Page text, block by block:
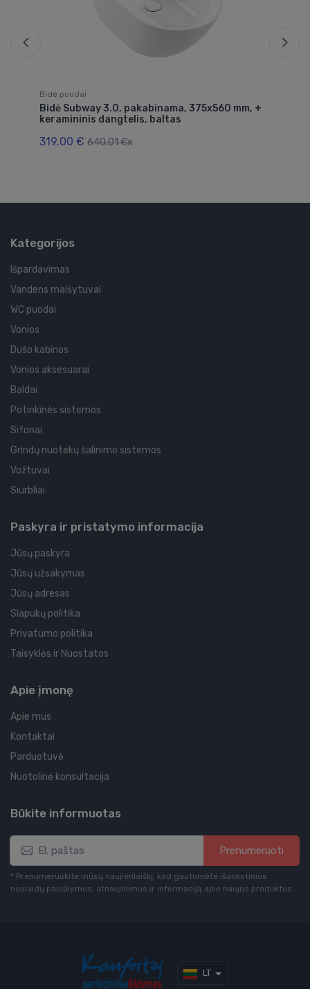
Bidė puodai
Bidė Subway 3.0, pakabinama, 375x560 mm, +
keramininis dangtelis, baltas
319.00 € 640.01 €x
Kategorijos
Išpardavimas
Vandens maišytuvai
WC puodai
Vonios
Dušo kabinos
Vonios aksesuarai
Baldai
Potinkinės sistemos
Sifonai
Grindų nuotekų šalinimo sistemos
Vožtuvai
Siurbliai
Paskyra ir pristatymo informacija
Jūsų paskyra
Jūsų užsakymas
Jūsų adresas
Slapukų politika
Privatumo politika
Taisyklės ir Nuostatos
Apie įmonę
Apie mus
Kontaktai
Parduotuvė
Nuotolinė konsultacija
Būkite informuotas
Prenumeruoti
* Prenumeruokite mūsų naujienlaiškį, kad gautumėte išankstinius
nuolaidų pasiūlymus, atnaujinimus ir informaciją apie naujus produktus
LT